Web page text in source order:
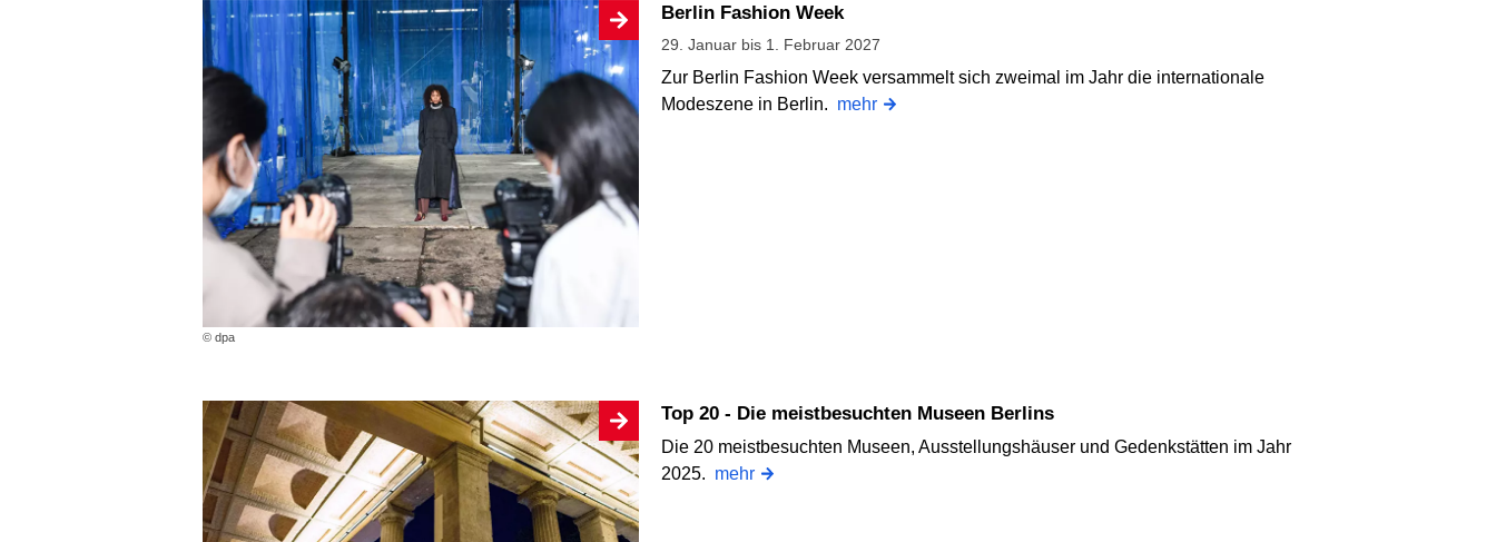
© dpa
Berlin Fashion Week
29. Januar bis 1. Februar 2027
Zur Berlin Fashion Week versammelt sich zweimal im Jahr die internationale
Modeszene in Berlin. mehr
Top 20 - Die meistbesuchten Museen Berlins
Die 20 meistbesuchten Museen, Ausstellungshäuser und Gedenkstätten im Jahr
2025. mehr